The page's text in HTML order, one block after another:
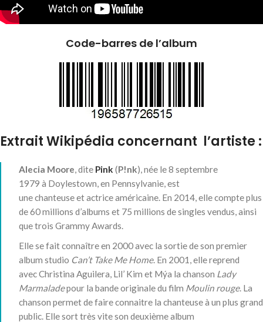
Code-barres de l’album
Extrait Wikipédia concernant l’artiste :
Alecia Moore, dite Pink (P!nk), née le8 septembre
1979 à Doylestown, en Pennsylvanie, est
une chanteuse et actrice américaine. En 2014, elle compte plus
de 60 millions d’albums et 75 millions de singles vendus, ainsi
que trois Grammy Awards.
Elle se fait connaître en 2000 avec la sortie de son premier
album studio Can’t Take Me Home. En 2001, elle reprend
avec Christina Aguilera, Lil’ Kim et Mýa la chanson Lady
Marmaladepour la bande originale du film Moulin rouge. La
chanson permet de faire connaitre la chanteuse à un plus grand
public. Elle sort très vite son deuxième album